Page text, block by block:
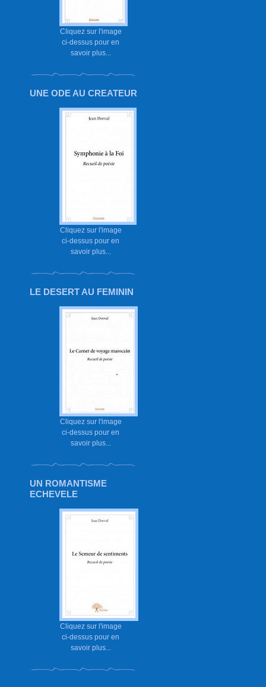
Cliquez sur l'image
ci-dessus pour en
savoir plus...
UNE ODE AU CREATEUR
Cliquez sur l'image
ci-dessus pour en
savoir plus...
LE DESERT AU FEMININ
Cliquez sur l'image
ci-dessus pour en
savoir plus...
UN ROMANTISME
ECHEVELE
Cliquez sur l'image
ci-dessus pour en
savoir plus...